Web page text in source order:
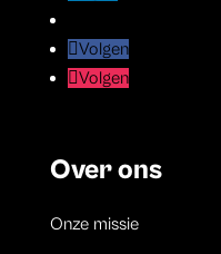
VolgenVolgen
VolgenVolgen
Over ons
Onze missie